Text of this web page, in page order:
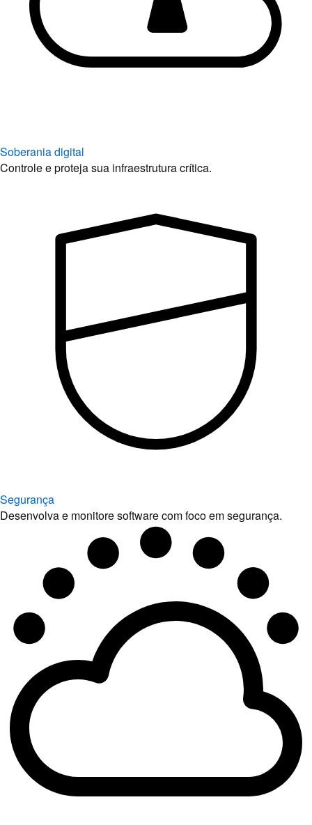
Soberania digital
Controle e proteja sua infraestrutura crítica.
Segurança
Desenvolva e monitore software com foco em segurança.